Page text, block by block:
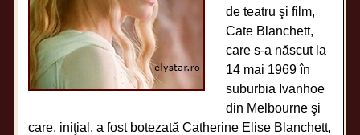
de teatru şi film,
Cate Blanchett,
care s-a născut la
14 mai 1969 în
suburbia Ivanhoe
din Melbourne şi
care, iniţial, a fost botezată Catherine Elise Blanchett,